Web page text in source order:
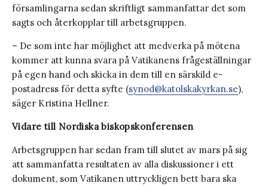
församlingarna sedan skriftligt sammanfattar det som
sagts och återkopplar till arbetsgruppen.
– De som inte har möjlighet att medverka på mötena
kommer att kunna svara på Vatikanens frågeställningar
på egen hand och skicka in dem till en särskild e-
postadress för detta syfte (synod@katolskakyrkan.se),
säger Kristina Hellner.
Vidare till Nordiska biskopskonferensen
Arbetsgruppen har sedan fram till slutet av mars på sig
att sammanfatta resultaten av alla diskussioner i ett
dokument, som Vatikanen uttryckligen bett bara ska